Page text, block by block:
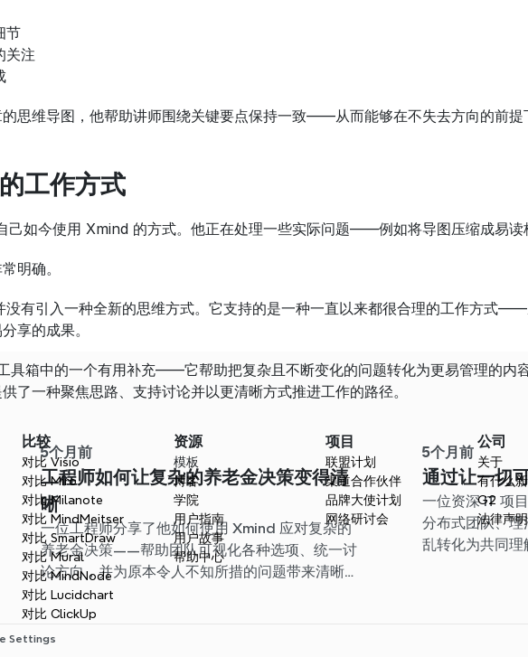
节
关注
思维导图，他帮助讲师围绕关键要点保持一致——从而能够在不失去方向的前提
工作方式
己如今使用 Xmind 的方式。他正在处理一些实际问题——例如将导图压缩成易读
明确。
没有引入一种全新的思维方式。它支持的是一种一直以来都很合理的工作方式
享的成果。
具箱中的一个有用补充——它帮助把复杂且不断变化的问题转化为更易管理的内
了一种聚焦思路、支持讨论并以更清晰方式推进工作的路径。
5个月前
工程师如何让复杂的养老金决策变得清
晰
一位工程师分享了他如何使用 Xmind 应对复杂的
养老金决策——帮助团队可视化各种选项、统一讨
论方向，并为原本令人不知所措的问题带来清晰思
路。
5个月前
通过让一切
一位资深 IT 项
分布式团队、理
乱转化为共同理
比较
对比 Visio
对比 Miro
对比 Milanote
对比 MindMeitser
对比 SmartDraw
对比 Mural
对比 MindNode
对比 Lucidchart
对比 ClickUp
资源
模板
博客
学院
用户指南
用户故事
帮助中心
项目
联盟计划
渠道合作伙伴
品牌大使计划
网络研讨会
公司
关于
有什么
G2
法律声明
Settings